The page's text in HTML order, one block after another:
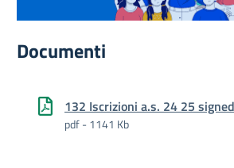
Documenti
132 Iscrizioni a.s. 24 25
pdf - 1141 Kb